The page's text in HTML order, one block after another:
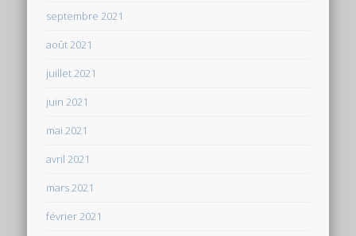
septembre 2021
août 2021
juillet 2021
juin 2021
mai 2021
avril 2021
mars 2021
février 2021